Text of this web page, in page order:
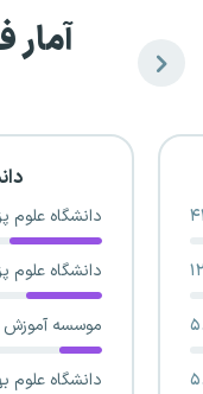
آمار
دانشگاه علوم
دانشگاه علوم
دانشگاه علوم